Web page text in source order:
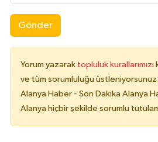
Gönder
Yorum yazarak topluluk kurallarımızı
ve tüm sorumluluğu
Alanya Haber - Son Dakika Alanya
Alanya hiçbir şekilde sorumlu